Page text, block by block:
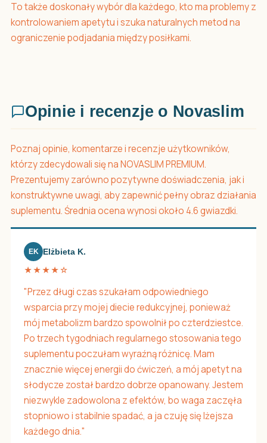
To także doskonały wybór dla każdego, kto ma problemy z
kontrolowaniem apetytu i szuka naturalnych metod na
ograniczenie podjadania między posiłkami.
Opinie i recenzje o Novaslim
Poznaj opinie, komentarze i recenzje użytkowników,
którzy zdecydowali się na NOVASLIM PREMIUM.
Prezentujemy zarówno pozytywne doświadczenia, jak i
konstruktywne uwagi, aby zapewnić pełny obraz działania
suplementu. Średnia ocena wynosi około 4.6 gwiazdki.
EK Elżbieta K.
★★★★☆
"Przez długi czas szukałam odpowiedniego
wsparcia przy mojej diecie redukcyjnej, ponieważ
mój metabolizm bardzo spowolnił po czterdziestce.
Po trzech tygodniach regularnego stosowania tego
suplementu poczułam wyraźną różnicę. Mam
znacznie więcej energii do ćwiczeń, a mój apetyt na
słodycze został bardzo dobrze opanowany. Jestem
niezwykle zadowolona z efektów, bo waga zaczęła
stopniowo i stabilnie spadać, a ja czuję się lżejsza
każdego dnia."